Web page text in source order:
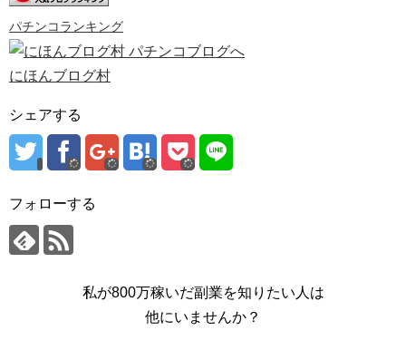
パチンコランキング
にほんブログ村
シェアする
フォローする
私が800万稼いだ副業を知りたい人は
他にいませんか？